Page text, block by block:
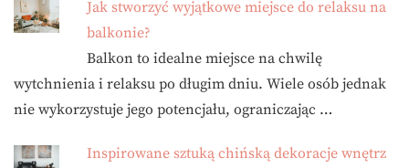
Jak stworzyć wyjątkowe miejsce do relaksu na
balkonie?
Balkon to idealne miejsce na chwilę
wytchnienia i relaksu po długim dniu. Wiele osób jednak
nie wykorzystuje jego potencjału, ograniczając …
Inspirowane sztuką chińską dekoracje wnętrz